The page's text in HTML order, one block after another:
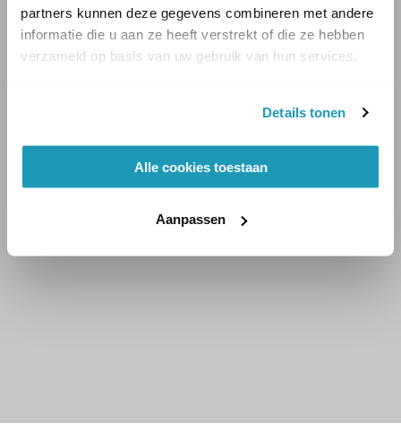
partners kunnen deze gegevens combineren met andere
informatie die u aan ze heeft verstrekt of die ze hebben
verzameld op basis van uw gebruik van hun services.
Details tonen
Alle cookies toestaan
Aanpassen